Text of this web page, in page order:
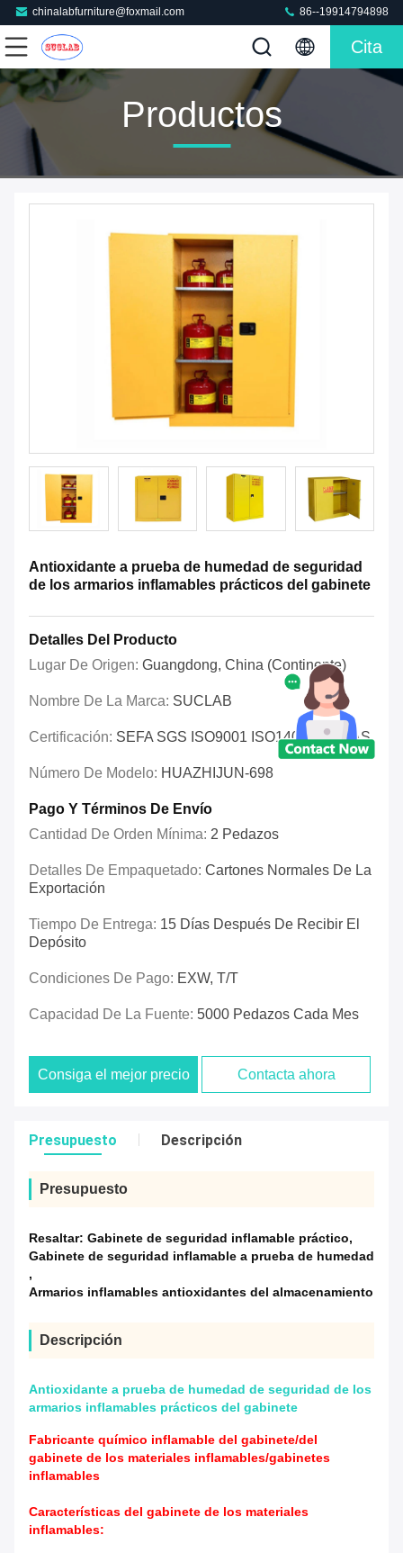
chinalabfurniture@foxmail.com 86--19914794898
Cita
Productos
Antioxidante a prueba de humedad de seguridad
de los armarios inflamables prácticos del gabinete
Detalles Del Producto
Lugar De Origen: Guangdong, China (continente)
Nombre De La Marca: SUCLAB
Certificación: SEFA SGS ISO9001 ISO14001 OHSAS
Número De Modelo: HUAZHIJUN-698
Pago Y Términos De Envío
Cantidad De Orden Mínima: 2 Pedazos
Detalles De Empaquetado: Cartones Normales De La
Exportación
Tiempo De Entrega: 15 Días Después De Recibir El
Depósito
Condiciones De Pago: EXW, T/T
Capacidad De La Fuente: 5000 Pedazos Cada Mes
Consiga el mejor precio Contacta ahora
Presupuesto Descripción
Presupuesto
Resaltar: Gabinete de seguridad inflamable práctico,
Gabinete de seguridad inflamable a prueba de humedad
,
Armarios inflamables antioxidantes del almacenamiento
Descripción
Antioxidante a prueba de humedad de seguridad de los
armarios inflamables prácticos del gabinete
Fabricante químico inflamable del gabinete/del
gabinete de los materiales inflamables/gabinetes
inflamables
Características del gabinete de los materiales
inflamables: